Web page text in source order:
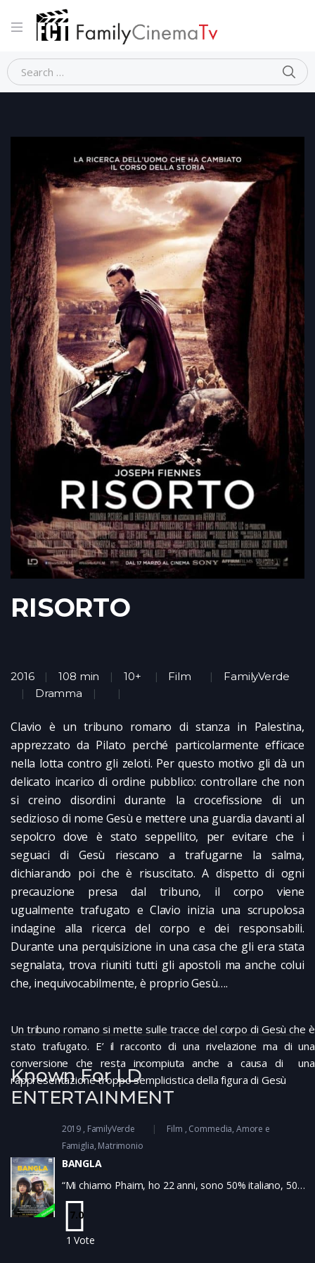
Home Dramma
RISORTO
2016 108 min 10+ Film
FamilyVerde
Dramma
Clavio è un tribuno romano di stanza in Palestina,
apprezzato da Pilato perché particolarmente efficace
nella lotta contro gli zeloti. Per questo motivo gli dà un
delicato incarico di ordine pubblico: controllare che non
si creino disordini durante la crocefissione di un
sedizioso di nome Gesù e mettere una guardia davanti al
sepolcro dove è stato seppellito, per evitare che i
seguaci di Gesù riescano a trafugarne la salma,
dichiarando poi che è risuscitato. A dispetto di ogni
precauzione presa dal tribuno, il corpo viene
ugualmente trafugato e Clavio inizia una scrupolosa
indagine alla ricerca del corpo e dei responsabili.
Durante una perquisizione in una casa che gli era stata
segnalata, trova riuniti tutti gli apostoli ma anche colui
che, inequivocabilmente, è proprio Gesù….
Un tribuno romano si mette sulle tracce del corpo di Gesù che è
stato trafugato. E’ il racconto di una rivelazione ma di una
conversione che resta incompiuta anche a causa di una
rappresentazione troppo semplicistica della figura di Gesù
Known For LD
ENTERTAINMENT
2019 FamilyVerde Film Commedia Amore e
Famiglia Matrimonio
BANGLA
“Mi chiamo Phaim, ho 22 anni, sono 50% italiano, 50%
bangla e 100% Torpignattara, il quartiere più
multietnico di Roma”. Così si autodefinisce il
protagonista all’inizio del film. La sua famiglia gode di
un discreto benessere con un negozio che gestisce in
7.0
1 Vote